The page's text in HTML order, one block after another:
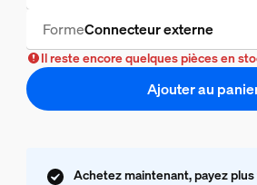
FormeConnecteur externe
Il reste encore quelques pièces en
Ajouter au
Achetez maintenant, payez plus